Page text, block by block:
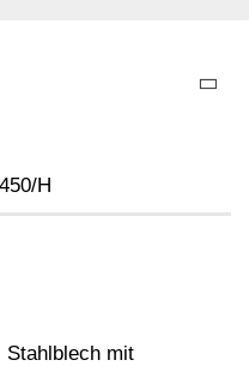
H
Stahlblech mit